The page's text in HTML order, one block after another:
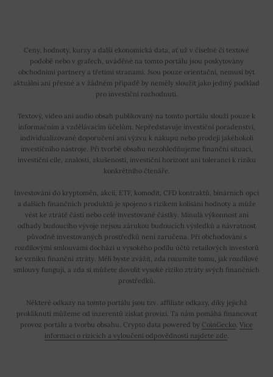
Ceny, hodnoty, kurzy a další ekonomická data, ať už v číselné či textové
podobě nebo v grafech, uváděné na tomto portálu jsou poskytovány
obchodními partnery a třetími stranami. Jsou pouze orientační, nemusí být
aktuální ani přesné a v žádném případě by neměly sloužit jako jediný podklad
pro investiční rozhodnutí.
Textový, video ani audio obsah publikovaný na tomto portálu slouží pouze k
informačním a vzdělávacím účelům. Nepředstavuje investiční poradenství,
individualizované doporučení ani výzvu k nákupu nebo prodeji jakéhokoli
investičního nástroje. Při tvorbě obsahu nezohledňujeme finanční situaci,
investiční cíle, znalosti, zkušenosti, investiční horizont ani toleranci k riziku
konkrétního čtenáře.
Investování do kryptoměn, akcií, ETF, komodit, CFD kontraktů, binárních opcí
a dalších finančních produktů je spojeno s rizikem kolísání hodnoty a může
vést ke ztrátě části nebo celé investované částky. Minulá výkonnost ani
odhady budoucího vývoje nejsou zárukou budoucích výsledků a návratnost
původně investovaných prostředků není zaručena. Při obchodování s
rozdílovými smlouvami dochází u vysokého podílu účtů retailových investorů
ke vzniku finanční ztráty. Měli byste zvážit, zda rozumíte tomu, jak rozdílové
smlouvy fungují, a zda si můžete dovolit vysoké riziko ztráty svých finančních
prostředků.
Některé odkazy na tomto portálu jsou tzv. affiliate odkazy, díky jejichž
prokliknutí můžeme od inzerentů získat provizi. Ta nám pomáhá financovat
provoz portálu a tvorbu obsahu. Crypto data powered by CoinGecko Více
informací o rizicích a vyloučení odpovědnosti najdete zde